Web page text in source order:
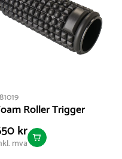
Roller Trigger
kr
mva